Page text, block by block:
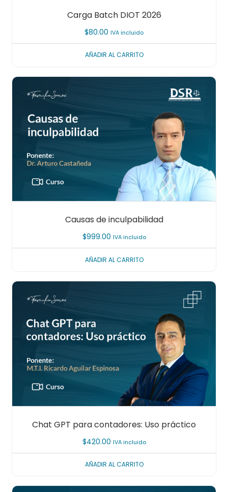
Carga Batch DIOT 2026
$80.00 IVA incluido
AÑADIR AL CARRITO
Causas de inculpabilidad
$999.00 IVA incluido
AÑADIR AL CARRITO
Chat GPT para contadores: Uso práctico
$420.00 IVA incluido
AÑADIR AL CARRITO